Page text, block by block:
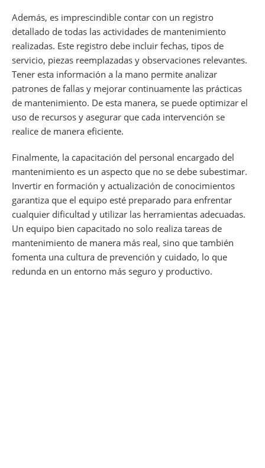
Además, es imprescindible contar con un registro
detallado de todas las actividades de mantenimiento
realizadas. Este registro debe incluir fechas, tipos de
servicio, piezas reemplazadas y observaciones relevantes.
Tener esta información a la mano permite analizar
patrones de fallas y mejorar continuamente las prácticas
de mantenimiento. De esta manera, se puede optimizar el
uso de recursos y asegurar que cada intervención se
realice de manera eficiente.
Finalmente, la capacitación del personal encargado del
mantenimiento es un aspecto que no se debe subestimar.
Invertir en formación y actualización de conocimientos
garantiza que el equipo esté preparado para enfrentar
cualquier dificultad y utilizar las herramientas adecuadas.
Un equipo bien capacitado no solo realiza tareas de
mantenimiento de manera más real, sino que también
fomenta una cultura de prevención y cuidado, lo que
redunda en un entorno más seguro y productivo.